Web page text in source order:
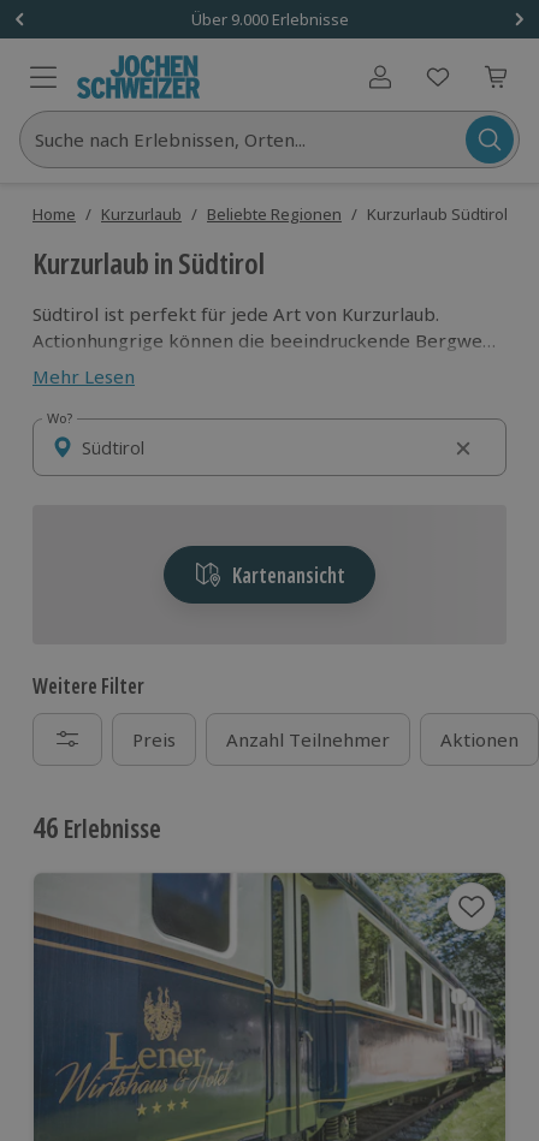
Über 9.000 Erlebnisse
Benutzerkonto
Suche nach Erlebnissen, Orten...
Home / Kurzurlaub / Beliebte Regionen / Kurzurlaub Südtirol
Kurzurlaub in Südtirol
Südtirol ist perfekt für jede Art von Kurzurlaub.
Actionhungrige können die beeindruckende Bergwelt
Südtirols auf dem Mountainbike, auf Skiern oder in
Wanderschuhen erkunden. Erholungssuchende
erklimmen den Gipfel der Entspannung im
Wellnesshotel!
Mehr Lesen
Wo?
Wo?
Kartenansicht
Weitere Filter
Preis Anzahl Teilnehmer Aktionen
46 Erlebnisse